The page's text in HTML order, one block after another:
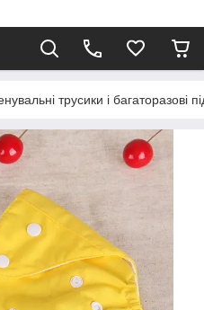
трусики і багаторазові